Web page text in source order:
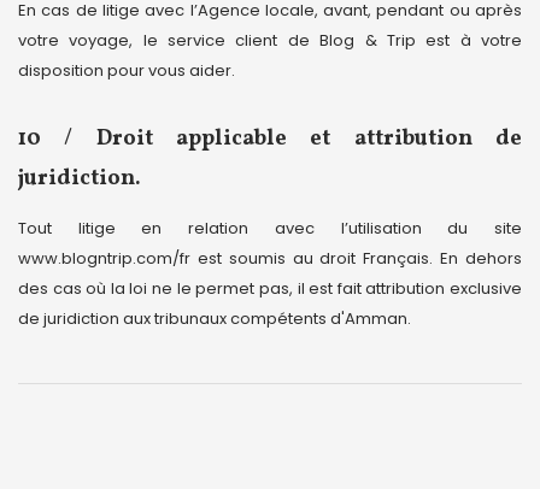
En cas de litige avec l’Agence locale, avant, pendant ou après
votre voyage, le service client de Blog & Trip est à votre
disposition pour vous aider.
10 / Droit applicable et attribution de
juridiction.
Tout litige en relation avec l’utilisation du site
www.blogntrip.com/fr est soumis au droit Français. En dehors
des cas où la loi ne le permet pas, il est fait attribution exclusive
de juridiction aux tribunaux compétents d'Amman.